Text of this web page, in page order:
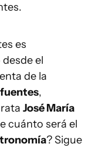
es
el
de la
,
José María
cuánto será el
? Sigue